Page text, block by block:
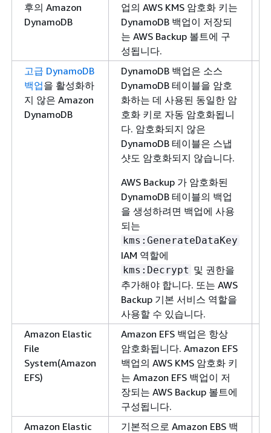
후의 Amazon
DynamoDB
업의 AWS KMS 암호화 키는
DynamoDB 백업이 저장되
는 AWS Backup 볼트에 구
성됩니다.
고급 DynamoDB
백업을 활성화하
지 않은 Amazon
DynamoDB
DynamoDB 백업은 소스
DynamoDB 테이블을 암호
화하는 데 사용된 동일한 암
호화 키로 자동 암호화됩니
다. 암호화되지 않은
DynamoDB 테이블은 스냅
샷도 암호화되지 않습니다.
AWS Backup 가 암호화된
DynamoDB 테이블의 백업
을 생성하려면 백업에 사용
되는
kms:GenerateDataKey
IAM 역할에
kms:Decrypt 및 권한을
추가해야 합니다. 또는 AWS
Backup 기본 서비스 역할을
사용할 수 있습니다.
Amazon Elastic
File
System(Amazon
EFS)
Amazon EFS 백업은 항상
암호화됩니다. Amazon EFS
백업의 AWS KMS 암호화 키
는 Amazon EFS 백업이 저
장되는 AWS Backup 볼트에
구성됩니다.
Amazon Elastic 기본적으로 Amazon EBS 백